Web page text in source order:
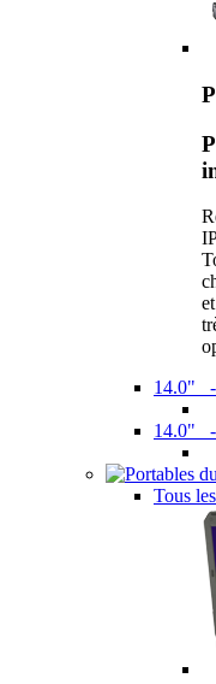
14.0" -
14.0" -
Tous